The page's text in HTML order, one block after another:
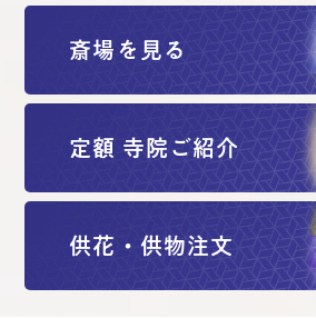
斎場を見る
定額 寺院ご紹介
供花・供物注文